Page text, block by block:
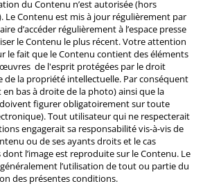
du Contenu n’est autorisée (hors
Contenu est mis à jour régulièrement par
d’accéder régulièrement à l’espace presse
le Contenu le plus récent. Votre attention
le fait que le Contenu contient des éléments
de l'esprit protégées par le droit
de la propriété intellectuelle. Par conséquent
bas à droite de la photo) ainsi que la
figurer obligatoirement sur toute
Tout utilisateur qui ne respecterait
engagerait sa responsabilité vis-à-vis de
ou de ses ayants droits et le cas
l’image est reproduite sur le Contenu. Le
l’utilisation de tout ou partie du
des présentes conditions.